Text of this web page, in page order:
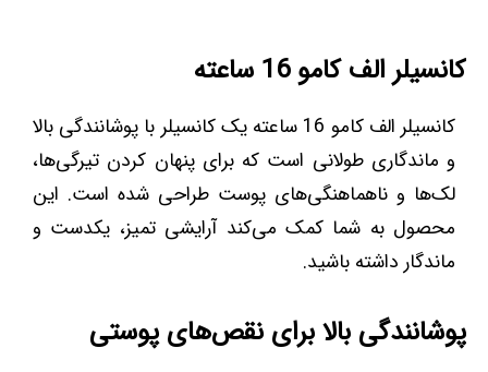
کانسیلر الف کامو 16 ساعته
کانسیلر الف کامو 16 ساعته یک کانسیلر با پوشانندگی بالا
و ماندگاری طولانی است که برای پنهان کردن تیرگی‌ها،
لک‌ها و ناهماهنگی‌های پوست طراحی شده است. این
محصول به شما کمک می‌کند آرایشی تمیز، یکدست و
ماندگار داشته باشید.
پوشانندگی بالا برای نقص‌های پوستی